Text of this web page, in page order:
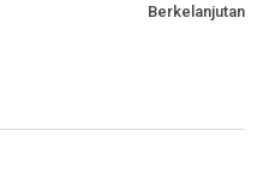
Berkelanjutan